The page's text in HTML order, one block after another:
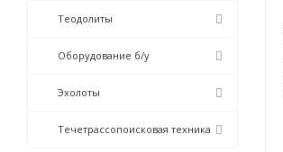
Теодолиты
Оборудование б/у
Эхолоты
Течетрассопоисковая техника